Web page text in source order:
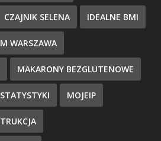
CZAJNIK SELENA IDEALNE BMI
WARSZAWA
MAKARONY BEZGLUTENOWE
MOJEIP